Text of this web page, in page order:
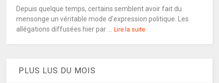
Depuis quelque temps, certains semblent avoir fait du
mensonge un véritable mode d’expression politique. Les
allégations diffusées hier par ...
Lire la suite
PLUS LUS DU MOIS